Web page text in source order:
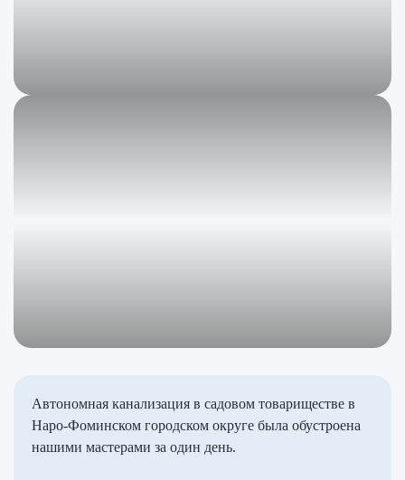
Автономная канализация в садовом товариществе в
Наро-Фоминском городском округе была обустроена
нашими мастерами за один день.